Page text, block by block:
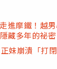
進摩鐵！越
藏多年的祕密
妹崩潰「打